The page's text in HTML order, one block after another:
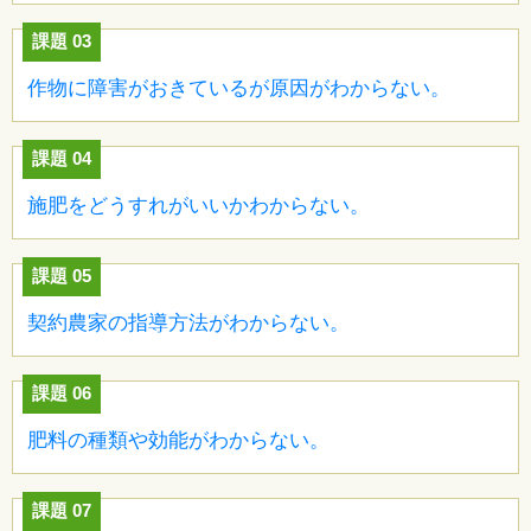
課題 03
作物に障害がおきているが原因がわからない。
課題 04
施肥をどうすれがいいかわからない。
課題 05
契約農家の指導方法がわからない。
課題 06
肥料の種類や効能がわからない。
課題 07